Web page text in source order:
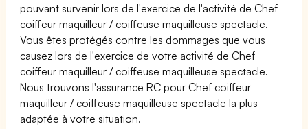
pouvant survenir lors de l'exercice de l'activité de Chef
coiffeur maquilleur / coiffeuse maquilleuse spectacle.
Vous êtes protégés contre les dommages que vous
causez lors de l'exercice de votre activité de Chef
coiffeur maquilleur / coiffeuse maquilleuse spectacle.
Nous trouvons l'assurance RC pour Chef coiffeur
maquilleur / coiffeuse maquilleuse spectacle la plus
adaptée à votre situation.